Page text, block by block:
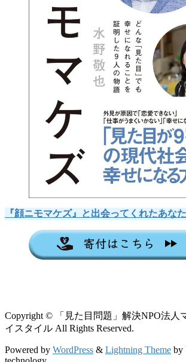
『顔ニモマケズ』と出会ってくれたあな
Copyright © 「見た目問題」解決NPO法人
イスタイル All Rights Reserved.
Powered by WordPress & Lightning Theme by